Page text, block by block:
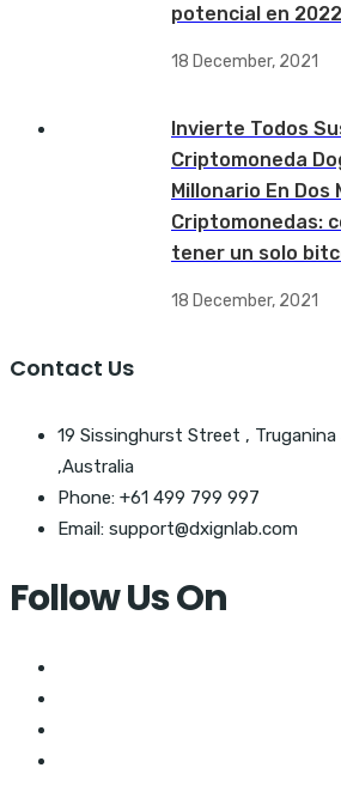
potencial en 2022
18 December, 2021
Invierte Todos
Criptomoneda
Millonario En Dos
Criptomonedas:
tener un solo
18 December, 2021
Contact Us
19 Sissinghurst Street ,
,Australia
Phone: +61 499 799 997
Email: support@dxignlab.com
Follow Us On